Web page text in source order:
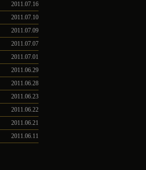
2011.07.16
2011.07.10
2011.07.09
2011.07.07
2011.07.01
2011.06.29
2011.06.28
2011.06.23
2011.06.22
2011.06.21
2011.06.11